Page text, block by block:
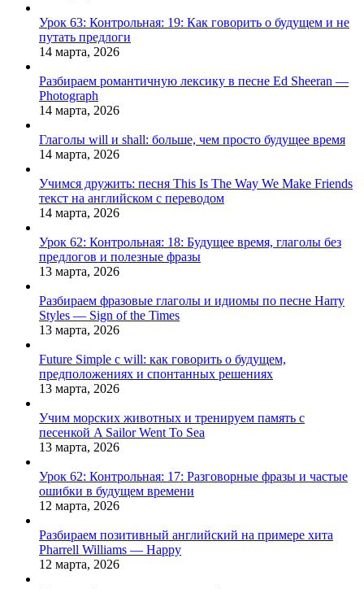
Урок 63: Контрольная: 19: Как говорить о будущем и не
путать предлоги
14 марта, 2026
Разбираем романтичную лексику в песне Ed Sheeran —
Photograph
14 марта, 2026
Глаголы will и shall: больше, чем просто будущее время
14 марта, 2026
Учимся дружить: песня This Is The Way We Make Friends
текст на английском с переводом
14 марта, 2026
Урок 62: Контрольная: 18: Будущее время, глаголы без
предлогов и полезные фразы
13 марта, 2026
Разбираем фразовые глаголы и идиомы по песне Harry
Styles — Sign of the Times
13 марта, 2026
Future Simple с will: как говорить о будущем,
предположениях и спонтанных решениях
13 марта, 2026
Учим морских животных и тренируем память с
песенкой A Sailor Went To Sea
13 марта, 2026
Урок 62: Контрольная: 17: Разговорные фразы и частые
ошибки в будущем времени
12 марта, 2026
Разбираем позитивный английский на примере хита
Pharrell Williams — Happy
12 марта, 2026